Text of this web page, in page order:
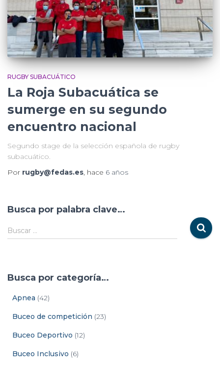
RUGBY SUBACUÁTICO
La Roja Subacuática se
sumerge en su segundo
encuentro nacional
Segundo stage de la selección española de rugby
subacuático.
Por rugby@fedas.es, hace 6 años
Busca por palabra clave…
Buscar …
Busca por categoría…
Apnea (42)
Buceo de competición (23)
Buceo Deportivo (12)
Buceo Inclusivo (6)